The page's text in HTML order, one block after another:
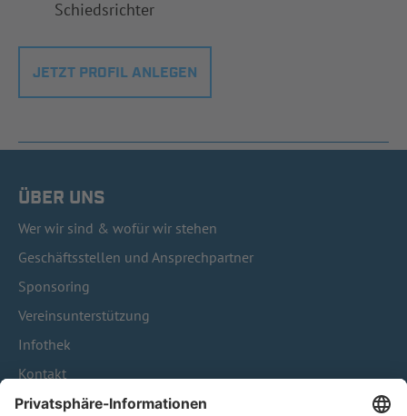
Schiedsrichter
JETZT PROFIL ANLEGEN
ÜBER UNS
Wer wir sind & wofür wir stehen
Geschäftsstellen und Ansprechpartner
Sponsoring
Vereinsunterstützung
Infothek
Kontakt